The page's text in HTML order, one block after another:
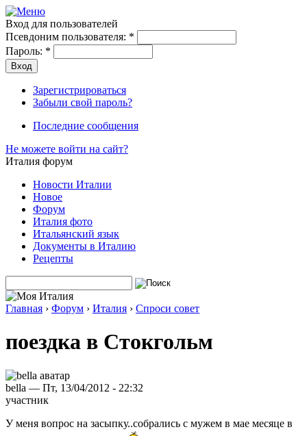
Вход для пользователей
Псевдоним пользователя: *
Пароль: *
Зарегистрироваться
Забыли свой пароль?
Последние сообщения
Не можете войти на сайт?
Италия форум
Новости Италии
Новое
Форум
Италия фото
Итальянский язык
Документы в Италию
Рецепты
Главная › Форум › Италия › Спроси совет
поездка в Стокгольм
bella — Пт, 13/04/2012 - 22:32
участник
У меня вопрос на засыпку..собрались с мужем в мае месяце в